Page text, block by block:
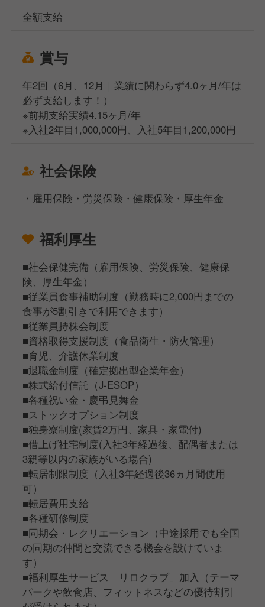
全額支給
賞与
年2回（6月、12月｜業績に関わらず4.0ヶ月/年は
必ず支給します！）
※前期支給実績4.15ヶ月/年
※入社2年目1,000,000円、入社5年目1,200,000円
社会保険
・雇用保険・労災保険・健康保険・厚生年金
福利厚生
■社会保健完備（雇用保険、労災保険、健康保
険、厚生年金）
■従業員食事補助制度（勤務時に2,000円までの
食事が5割引きで利用できます）
■従業員持株会制度
■資格取得支援制度（食品衛生・防火管理）
■育児、介護休業制度
■退職金制度（確定拠出型企業年金）
■株式給付信託（J-ESOP）
■各種祝い金・慶弔見舞金
■ストックオプション制度
■独身寮制度(家賃2万円、家具・家電付)
■借上げ社宅制度(入社3年経過後、配偶者または
3親等以内の家族がいる場合)
■転居制限制度（入社3年経過後36ヵ月間使用
可）
■転居費用支給
■各種研修制度
■同期会・レクリエーション（中途採用でも全国
の同期の仲間と交流できる機会を設けていま
す）
■福利厚生サービス「リロクラブ」加入（テーマ
パークや飲食店、フィットネスなどの優待割引